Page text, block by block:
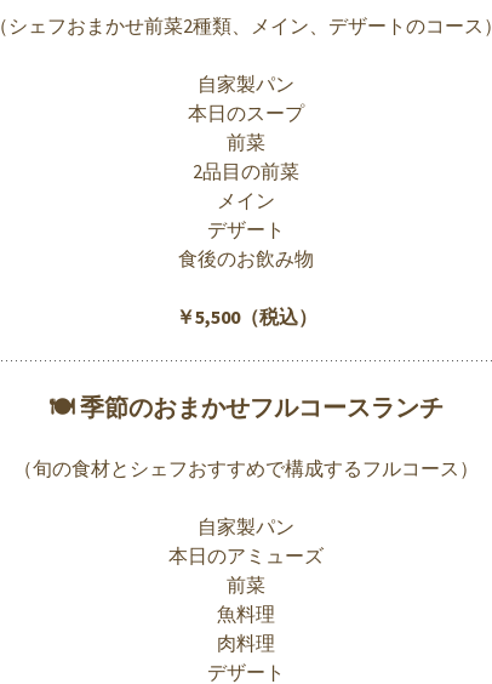
（シェフおまかせ前菜2種類、メイン、デザートのコース）
自家製パン
本日のスープ
前菜
2品目の前菜
メイン
デザート
食後のお飲み物
￥5,500（税込）
🍽 季節のおまかせフルコースランチ
（旬の食材とシェフおすすめで構成するフルコース）
自家製パン
本日のアミューズ
前菜
魚料理
肉料理
デザート